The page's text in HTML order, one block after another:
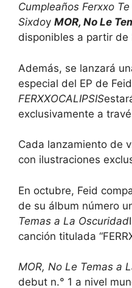
Cumpleaños Ferxxo
Sixdoy MOR, No Le
disponibles a partir de
Además, se lanzará
especial del EP de
FERXXOCALIPSIS
exclusivamente a
Cada lanzamiento de
con ilustraciones
En octubre, Feid
de su álbum número
Temas a La Oscuridad
canción titulada
MOR, No Le Temas a
debut n.° 1 a nivel